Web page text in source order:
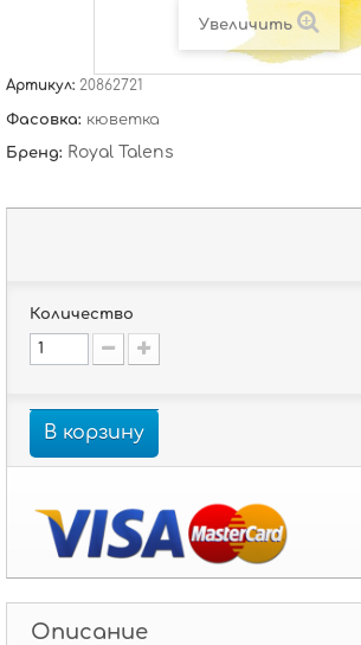
Увеличить
Артикул: 20862721
Фасовка: кюветка
Бренд: Royal Talens
Количество
В корзину
Описание